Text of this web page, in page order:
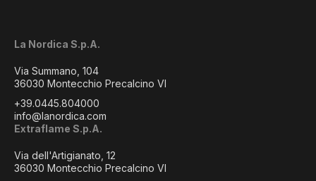
La Nordica S.p.A.
Via Summano, 104
36030 Montecchio Precalcino VI
+39.0445.804000
info@lanordica.com
Extraflame S.p.A.
Via dell'Artigianato, 12
36030 Montecchio Precalcino VI